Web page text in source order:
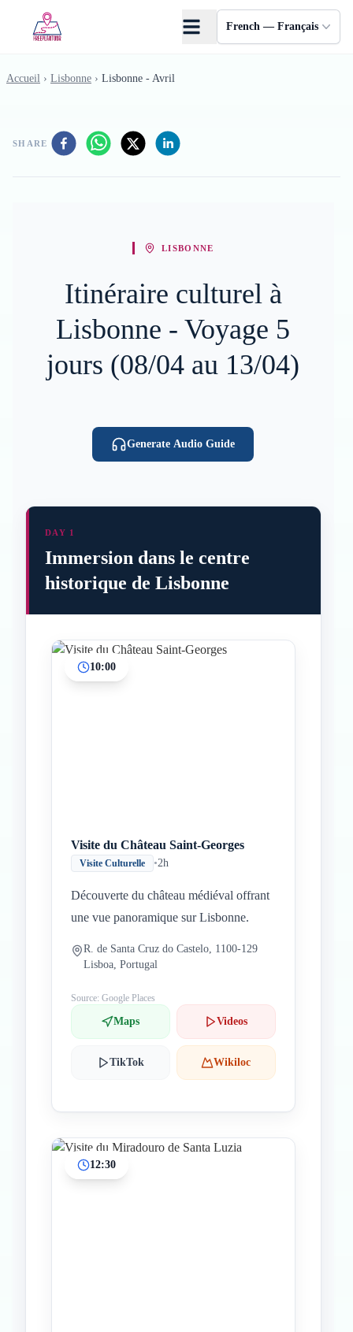
French — Français
Accueil › Lisbonne › Lisbonne - Avril
SHARE
LISBONNE
Itinéraire culturel à
Lisbonne - Voyage 5
jours (08/04 au 13/04)
Generate Audio Guide
DAY 1
Immersion dans le centre
historique de Lisbonne
10:00
Visite du Château Saint-Georges
Visite Culturelle •2h
Découverte du château médiéval offrant
une vue panoramique sur Lisbonne.
R. de Santa Cruz do Castelo, 1100-129
Lisboa, Portugal
Source: Google Places
Maps Videos
TikTok Wikiloc
12:30